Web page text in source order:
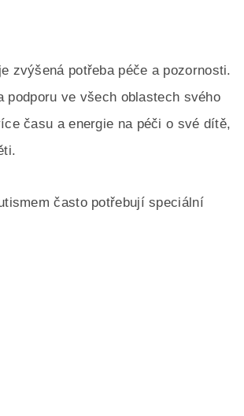
zvýšená potřeba péče a pozornosti.
ve všech oblastech svého
času a energie na péči o své dítě,
často potřebují speciální